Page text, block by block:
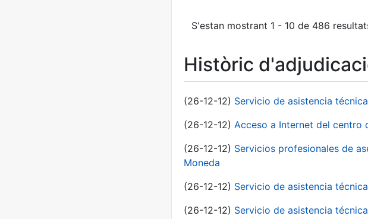
S'estan mostrant 1 - 10 de 486
Històric
(26-12-12) Servicio de asistencia
(26-12-12) Acceso a Internet del centro
(26-12-12) Servicios profesionales de
Moneda
(26-12-12) Servicio de asistencia
(26-12-12) Servicio de asistencia